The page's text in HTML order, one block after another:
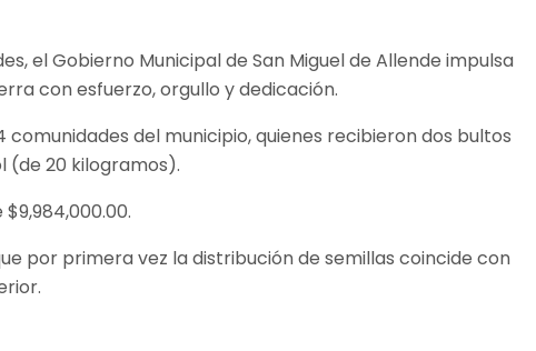
el Gobierno Municipal de San Miguel de Allende impulsa
con esfuerzo, orgullo y dedicación.
del municipio, quienes recibieron dos bultos
(de 20 kilogramos).
por primera vez la distribución de semillas coincide con